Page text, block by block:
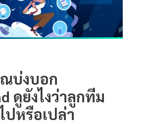
บ่งบอก
ดูยังไงว่าลูกทีม
ปหรือเปล่า